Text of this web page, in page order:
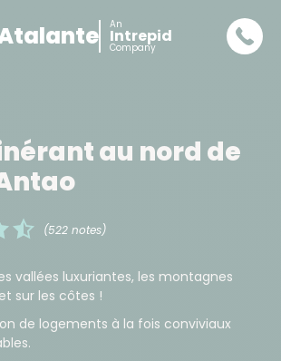
An
Intrepid
Company
au nord de
(522 notes)
vallées luxuriantes, les montagnes
sur les côtes !
de logements à la fois conviviaux